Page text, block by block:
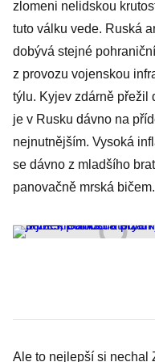
zlomeni nelidskou
tuto válku vede. Ruská
dobývá stejné
z provozu vojenskou
týlu. Kyjev zdárně přežil
je v Rusku dávno na
nejnutnějším. Vysoká
se dávno z mladšího
panovačně mrská bičem.
Ale to nejlepší si nechal